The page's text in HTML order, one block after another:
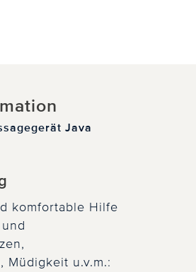
Java
komfortable Hilfe
Müdigkeit u.v.m.: